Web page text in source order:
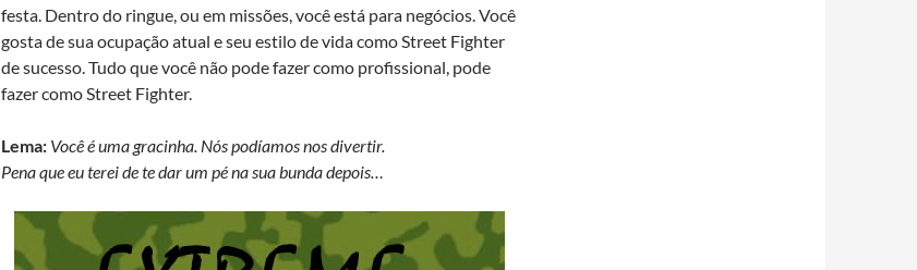
festa. Dentro do ringue, ou em missões, você está para negócios. Você
gosta de sua ocupação atual e seu estilo de vida como Street Fighter
de sucesso. Tudo que você não pode fazer como profissional, pode
fazer como Street Fighter.
Lema: Você é uma gracinha. Nós podíamos nos divertir.
Pena que eu terei de te dar um pé na sua bunda depois…